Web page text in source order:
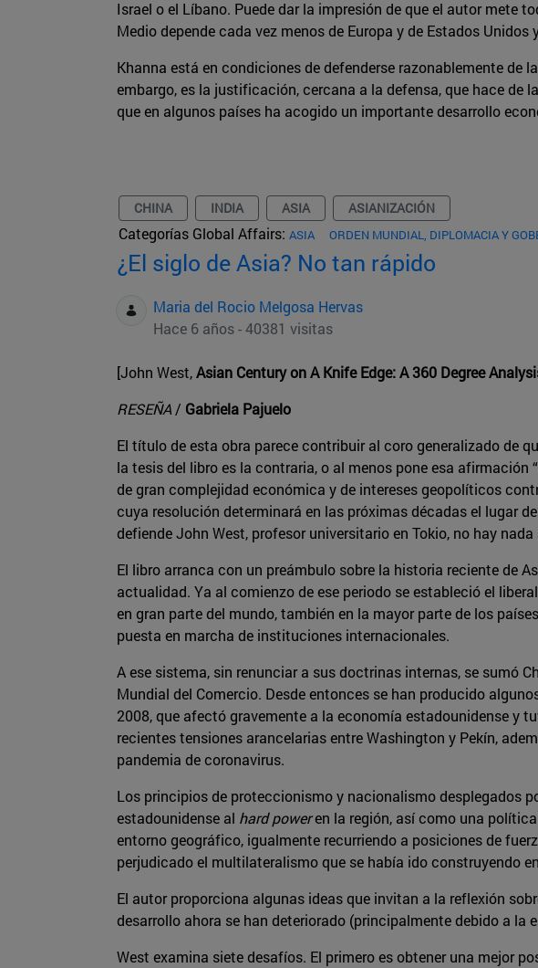
Israel o el Líbano. Puede dar la impresión de que el autor mete
Medio depende cada vez menos de Europa y de Estados Unidos
Khanna está en condiciones de defenderse razonablemente de
embargo, es la justificación, cercana a la defensa, que hace
que en algunos países ha acogido un importante desarrollo
CHINA INDIA ASIA ASIANIZACIÓN
Categorías Global Affairs: ASIA ORDEN MUNDIAL, DIPLOMACIA Y
¿El siglo de Asia? No tan rápido
Maria del Rocio Melgosa Hervas
Hace 6 años - 40381 visitas
[John West,Asian Century on A Knife Edge: A 360 Degree
RESEÑA / Gabriela Pajuelo
El título de esta obra parece contribuir al coro generalizado de
la tesis del libro es la contraria, o al menos pone esa afirmación
de gran complejidad económica y de intereses geopolíticos
cuya resolución determinará en las próximas décadas el lugar
defiende John West, profesor universitario en Tokio, no hay nada
El libro arranca con un preámbulo sobre la historia reciente de
actualidad. Ya al comienzo de ese periodo se estableció el
en gran parte del mundo, también en la mayor parte de los
puesta en marcha de instituciones internacionales.
A ese sistema, sin renunciar a sus doctrinas internas, se sumó
Mundial del Comercio. Desde entonces se han producido
2008, que afectó gravemente a la economía estadounidense y
recientes tensiones arancelarias entre Washington y Pekín,
pandemia de coronavirus.
Los principios de proteccionismo y nacionalismo desplegados
estadounidense al hard poweren la región, así como una
entorno geográfico, igualmente recurriendo a posiciones de
perjudicado el multilateralismo que se había ido construyendo
El autor proporciona algunas ideas que invitan a la reflexión
desarrollo ahora se han deteriorado (principalmente debido a
West examina siete desafíos. El primero es obtener una mejor